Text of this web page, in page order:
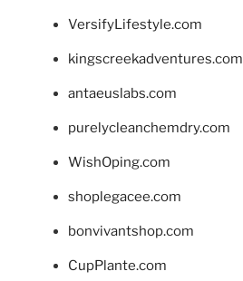
VersifyLifestyle.com
kingscreekadventures.com
antaeuslabs.com
purelycleanchemdry.com
WishOping.com
shoplegacee.com
bonvivantshop.com
CupPlante.com